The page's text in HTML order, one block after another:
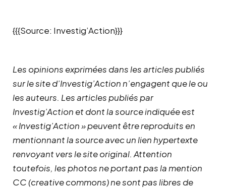
{{{Source: Investig’Action}}}
Les opinions exprimées dans les articles publiés
sur le site d’Investig’Action n’engagent que le ou
les auteurs. Les articles publiés par
Investig’Action et dont la source indiquée est
« Investig’Action » peuvent être reproduits en
mentionnant la source avec un lien hypertexte
renvoyant vers le site original. Attention
toutefois, les photos ne portant pas la mention
CC (creative commons) ne sont pas libres de